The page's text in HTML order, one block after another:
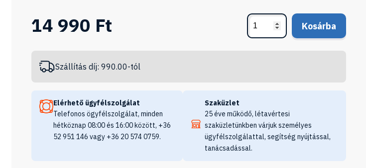
14 990 Ft Kosárba
Szállítás díj: 990.00-tól
Elérhető ügyfélszolgálat
Telefonos ögyfélszolgálat, minden
hétköznap 08:00 és 16:00 között, +36
52 951 146 vagy +36 20 574 0759.
Szaküzlet
25 éve működő, létavértesi
szaküzletünkben várjuk személyes
ügyfélszolgálattal, segítség nyújtással,
tanácsadással.